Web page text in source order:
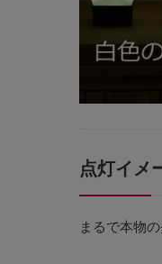
点灯イメ
まるで本物